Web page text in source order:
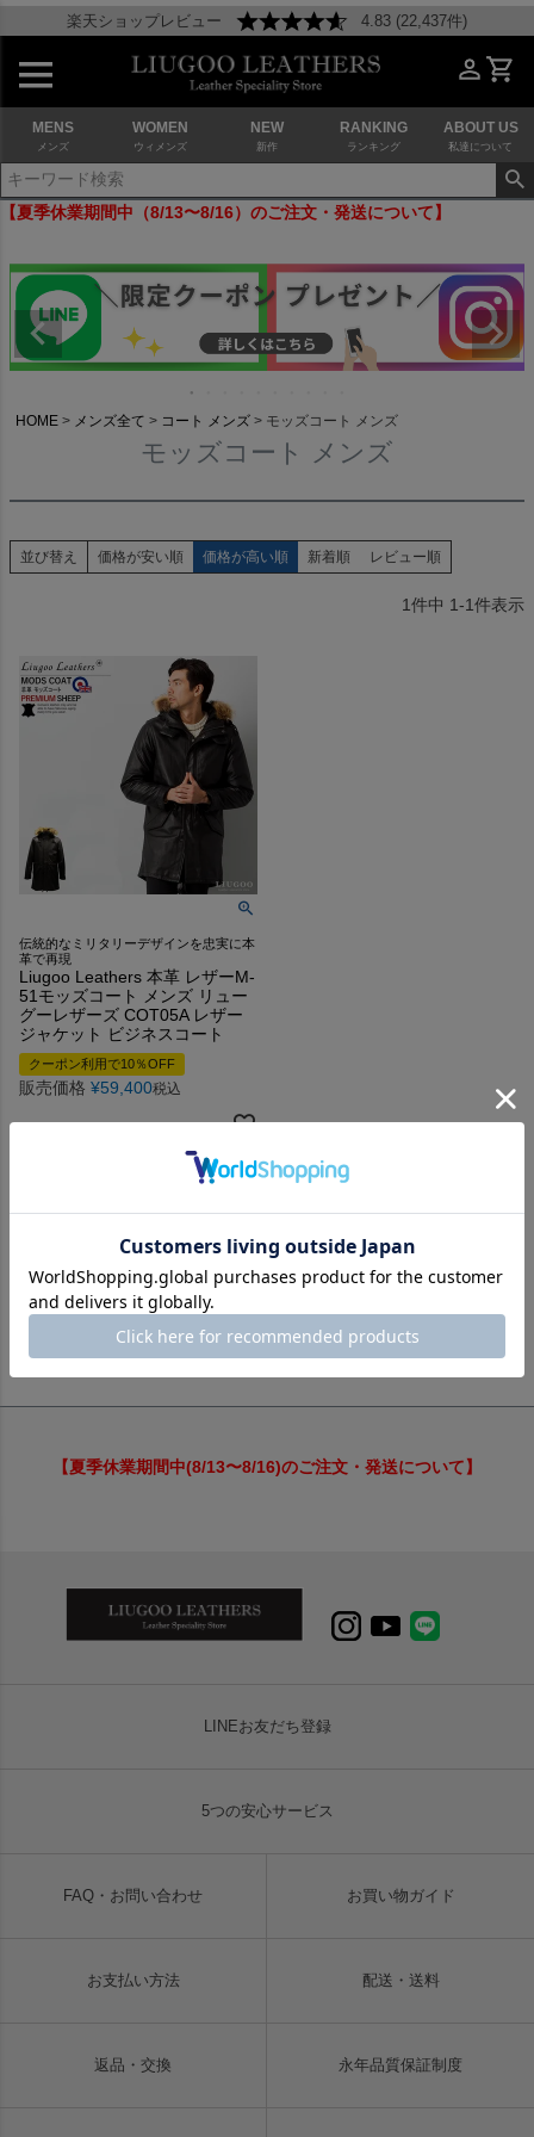
楽天ショップレビュー 4.83 (22,437件)
MENS
メンズ
WOMEN
ウィメンズ
NEW
新作
RANKING
ランキング
ABOUT US
私達について
【夏季休業期間中（8/13〜8/16）のご注文・発送について】
HOME メンズ全て コート メンズ モッズコート メンズ
モッズコート メンズ
並び替え 価格が安い順 価格が高い順 新着順 レビュー順
1件中 1-1件表示
伝統的なミリタリーデザインを忠実に本
革で再現
Liugoo Leathers 本革 レザーM-
51モッズコート メンズ リュー
グーレザーズ COT05A レザー
ジャケット ビジネスコート
クーポン利用で10％OFF
販売価格 ¥59,400税込
1件中
【夏季休業期間中(8/13〜8/16)のご注文・発送について】
LINEお友だち登録
5つの安心サービス
FAQ・お問い合わせ お買い物ガイド
お支払い方法 配送・送料
返品・交換 永年品質保証制度